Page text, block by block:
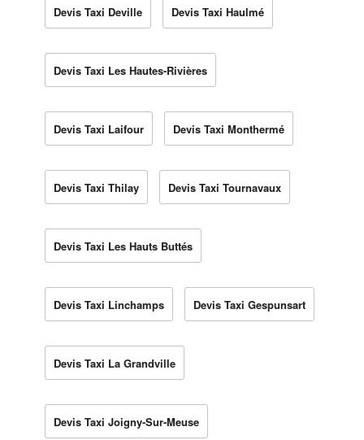
Devis Taxi Deville Devis Taxi Haulmé
Devis Taxi Les Hautes-Rivières
Devis Taxi Laifour Devis Taxi Monthermé
Devis Taxi Thilay Devis Taxi Tournavaux
Devis Taxi Les Hauts Buttés
Devis Taxi Linchamps Devis Taxi Gespunsart
Devis Taxi La Grandville
Devis Taxi Joigny-Sur-Meuse